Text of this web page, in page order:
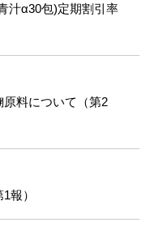
汁α30包)定期割引率
料について（第2
報）